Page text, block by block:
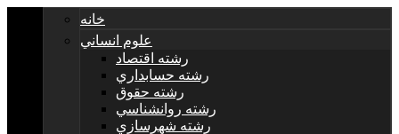
خانه
علوم انساني
رشته اقتصاد
رشته حسابداري
رشته حقوق
رشته روانشناسي
رشته شهرسازي